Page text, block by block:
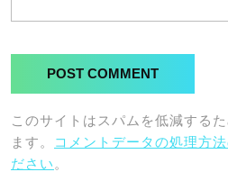
このサイトはスパムを低減する
ます。
コメントデータの処理方
ださい 。